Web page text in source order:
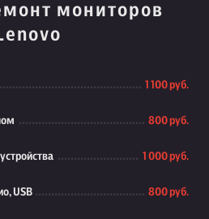
мониторов
1 100 руб.
800 руб.
1 000 руб.
USB 800 руб.